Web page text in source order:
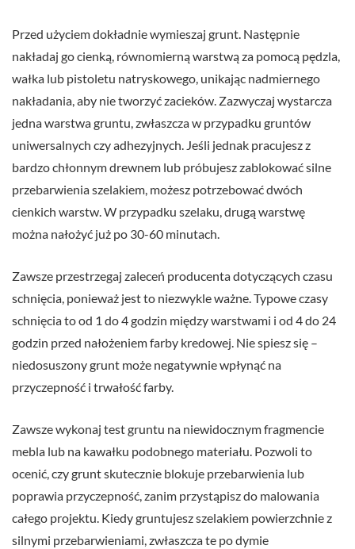
Przed użyciem dokładnie wymieszaj grunt. Następnie
nakładaj go cienką, równomierną warstwą za pomocą pędzla,
wałka lub pistoletu natryskowego, unikając nadmiernego
nakładania, aby nie tworzyć zacieków. Zazwyczaj wystarcza
jedna warstwa gruntu, zwłaszcza w przypadku gruntów
uniwersalnych czy adhezyjnych. Jeśli jednak pracujesz z
bardzo chłonnym drewnem lub próbujesz zablokować silne
przebarwienia szelakiem, możesz potrzebować dwóch
cienkich warstw. W przypadku szelaku, drugą warstwę
można nałożyć już po 30-60 minutach.
Zawsze przestrzegaj zaleceń producenta dotyczących czasu
schnięcia, ponieważ jest to niezwykle ważne. Typowe czasy
schnięcia to od 1 do 4 godzin między warstwami i od 4 do 24
godzin przed nałożeniem farby kredowej. Nie spiesz się –
niedosuszony grunt może negatywnie wpłynąć na
przyczepność i trwałość farby.
Zawsze wykonaj test gruntu na niewidocznym fragmencie
mebla lub na kawałku podobnego materiału. Pozwoli to
ocenić, czy grunt skutecznie blokuje przebarwienia lub
poprawia przyczepność, zanim przystąpisz do malowania
całego projektu. Kiedy gruntujesz szelakiem powierzchnie z
silnymi przebarwieniami, zwłaszcza te po dymie